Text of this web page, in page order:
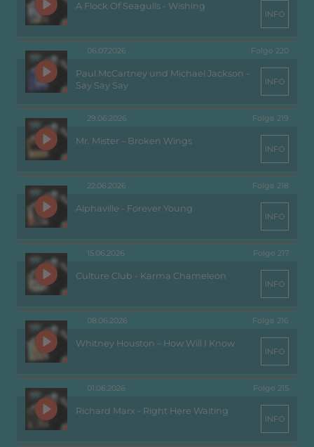
A Flock Of Seagulls - Wishing
INFO
06.07.2026 Folge 220
Paul McCartney und Michael Jackson -
Say Say Say
INFO
29.06.2026 Folge 219
Mr. Mister – Broken Wings
INFO
22.06.2026 Folge 218
Alphaville - Forever Young
INFO
15.06.2026 Folge 217
Culture Club - Karma Chameleon
INFO
08.06.2026 Folge 216
Whitney Houston – How Will I Know
INFO
01.06.2026 Folge 215
Richard Marx - Right Here Waiting
INFO